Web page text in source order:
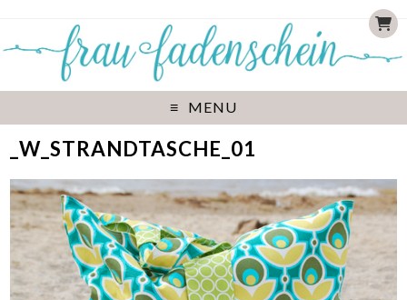
MENU
_W_STRANDTASCHE_01